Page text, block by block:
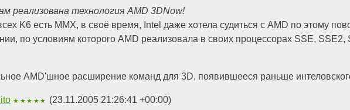
реализована технология AMD 3DNow!
K6 есть MMX, в своё время, Intel даже хотела судиться с AMD по этому
по условиям которого AMD реализовала в своих процессорах SSE,
AMD'шное расширение команд для 3D, появившееся раньше
★★★★★ (23.11.2005 21:26:41 +00:00)